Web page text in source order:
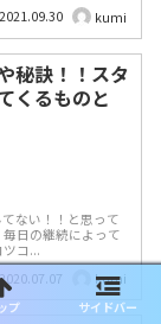
kumi
秘訣！！スタ
くるものと
ない！！と思って
日の継続によって
コ...
kumi
プ サイドバー